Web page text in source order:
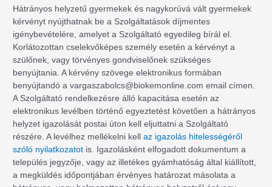
Hátrányos helyzetű gyermekek és nagykorúvá vált gyermekek
kérvényt nyújthatnak be a Szolgáltatások díjmentes
igénybevételére, amelyet a Szolgáltató egyedileg bírál el.
Korlátozottan cselekvőképes személy esetén a kérvényt a
szülőnek, vagy törvényes gondviselőnek szükséges
benyújtania. A kérvény szövege elektronikus formában
benyújtandó avargaszabolcs@biokemonline.com email címen.
A Szolgáltató rendelkezésre álló kapacitása esetén az
elektronikus levélben történő egyeztetést követően a hátrányos
helyzet igazolását postai úton kell eljuttatni a Szolgáltató
részére. A levélhez mellékelni kellaz igazolás hitelességéről
szóló nyilatkozatot is. Igazolásként elfogadott dokumentum a
település jegyzője, vagy az illetékes gyámhatóság által kiállított,
a megküldés időpontjában érvényes határozat másolata a